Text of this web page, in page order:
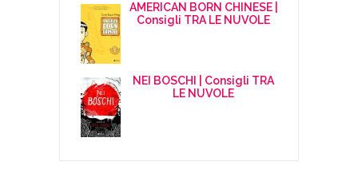
AMERICAN BORN CHINESE |
Consigli TRA LE NUVOLE
NEI BOSCHI | Consigli TRA
LE NUVOLE